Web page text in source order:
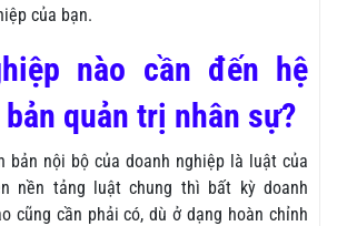
của bạn.
nào cần đến hệ
quản trị nhân sự?
bản nội bộ của doanh nghiệp là luật của
nền tảng luật chung thì bất kỳ doanh
cũng cần phải có, dù ở dạng hoàn chỉnh